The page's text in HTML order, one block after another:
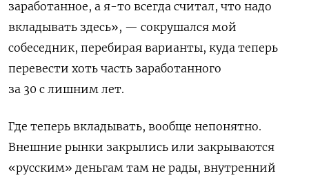
заработанное, а я-то всегда считал, что надо
вкладывать здесь», — сокрушался мой
собеседник, перебирая варианты, куда теперь
перевести хоть часть заработанного
за 30 с лишним лет.
Где теперь вкладывать, вообще непонятно.
Внешние рынки закрылись или закрываются
«русским» деньгам там не рады, внутренний